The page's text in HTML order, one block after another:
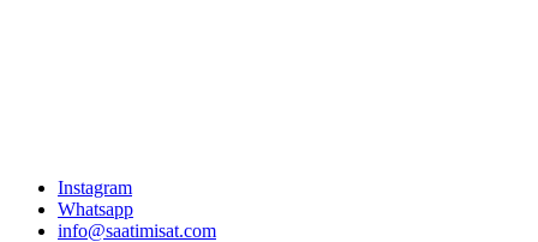
Instagram
Whatsapp
info@saatimisat.com